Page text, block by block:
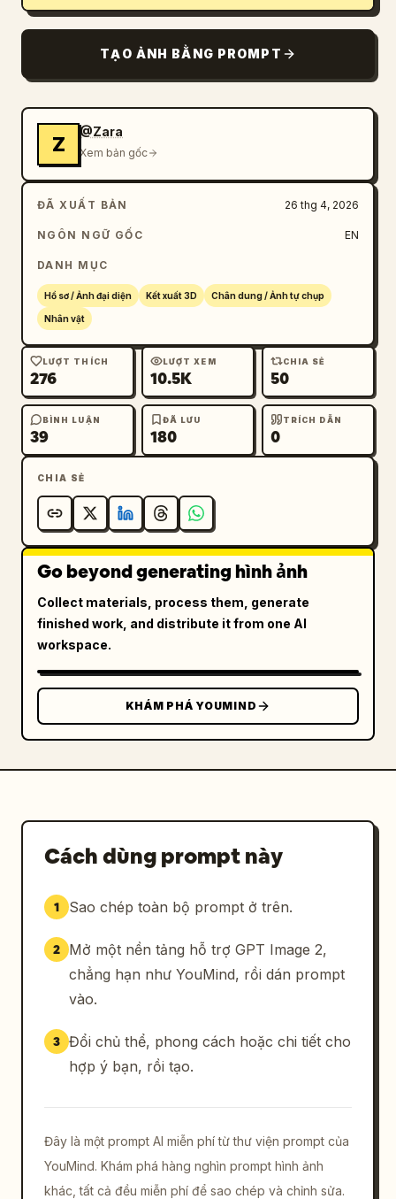
TẠO ẢNH BẰNG PROMPT
Z
@Zara
Xem bản gốc
ĐÃ XUẤT BẢN 26 thg 4, 2026
NGÔN NGỮ GỐC EN
DANH MỤC
Hồ sơ / Ảnh đại diện Kết xuất 3D Chân dung / Ảnh tự chụp
Nhân vật
LƯỢT THÍCH
276
LƯỢT XEM
10.5K
CHIA SẺ
50
BÌNH LUẬN
39
ĐÃ LƯU
180
TRÍCH DẪN
0
CHIA SẺ
Go beyond generating hình ảnh
Collect materials, process them, generate
finished work, and distribute it from one AI
workspace.
KHÁM PHÁ YOUMIND
Cách dùng prompt này
1 Sao chép toàn bộ prompt ở trên.
2
Mở một nền tảng hỗ trợ GPT Image 2,
chẳng hạn như YouMind, rồi dán prompt
vào.
3 Đổi chủ thể, phong cách hoặc chi tiết cho
hợp ý bạn, rồi tạo.
Đây là một prompt AI miễn phí từ thư viện prompt của
YouMind. Khám phá hàng nghìn prompt hình ảnh
khác, tất cả đều miễn phí để sao chép và chỉnh sửa.